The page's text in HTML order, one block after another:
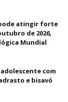
atingir forte
de 2026,
Mundial
com
e bisavó